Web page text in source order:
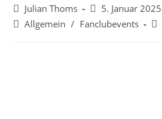
Julian Thoms
5. Januar 2025
Allgemein / Fanclubevents